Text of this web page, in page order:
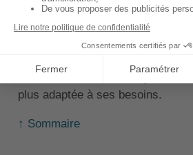
Toutefois, il est important de
de bien lire les conditions de
de faire un choix. Il peut
conseiller en assurance pour
plus adaptée à ses besoins.
↑ Sommaire